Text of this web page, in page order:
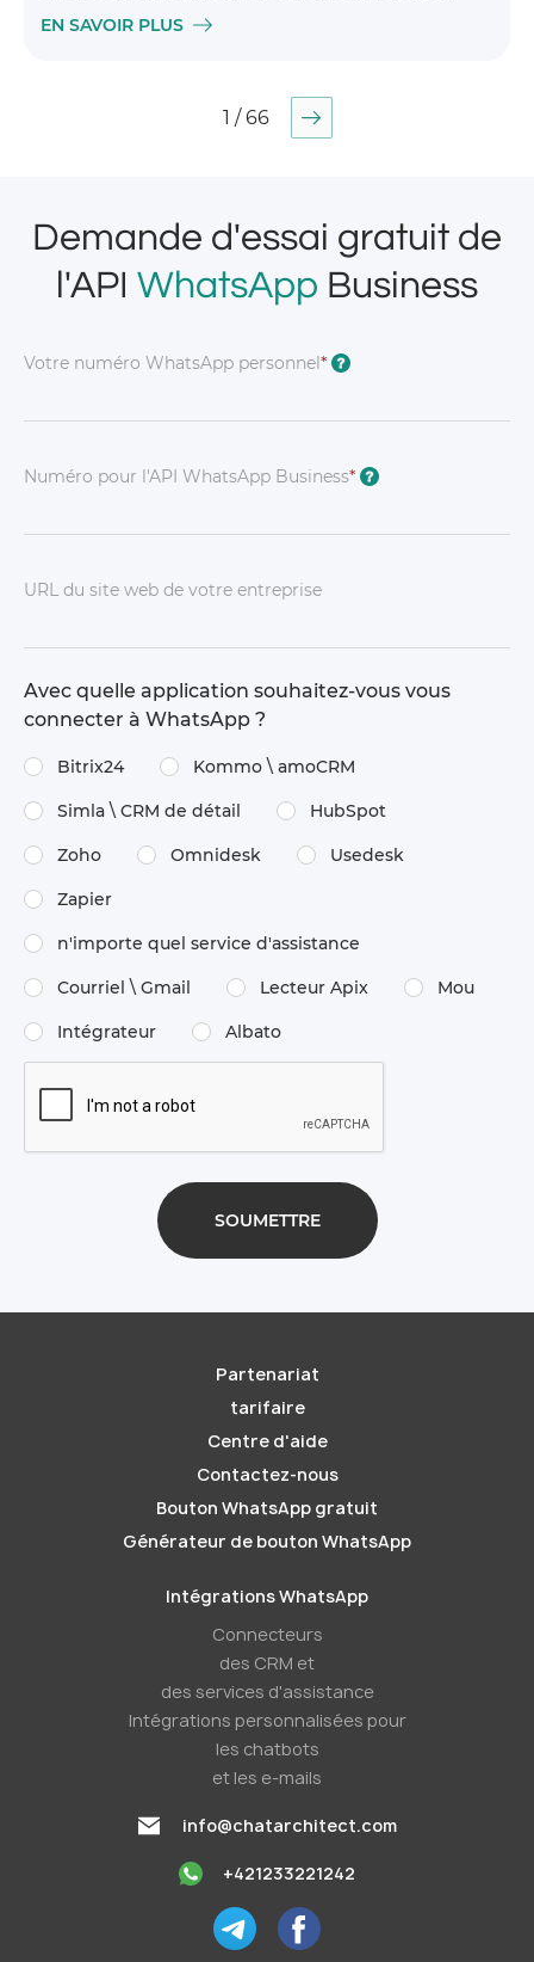
EN SAVOIR PLUS
1 / 66
Demande d'essai gratuit de
l'API WhatsApp Business
Votre numéro WhatsApp personnel* ?
Numéro pour l'API WhatsApp Business* ?
URL du site web de votre entreprise
Avec quelle application souhaitez-vous vous
connecter à WhatsApp ?
Bitrix24 Kommo \​ amoCRM
Simla \​ CRM de détail HubSpot
Zoho Omnidesk Usedesk
Zapier
n'importe quel service d'assistance
Courriel \ Gmail Lecteur Apix Mou
Intégrateur Albato
Partenariat
tarifaire
Centre d'aide
Contactez-nous
Bouton WhatsApp gratuit
Générateur de bouton WhatsApp
Intégrations WhatsApp
Connecteurs
des CRM et
des services d'assistance
Intégrations personnalisées pour
les chatbots
et les e-mails
info@chatarchitect.com
+421233221242